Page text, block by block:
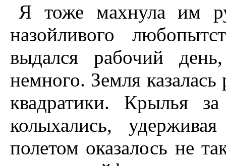
Я тоже махнула им
назойливого
выдался рабочий
немного. Земля
квадратики. Крылья
колыхались,
полетом оказалось не